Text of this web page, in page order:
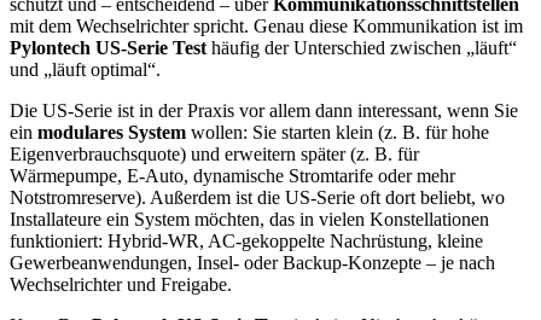
mit dem Wechselrichter spricht. Genau diese Kommunikation ist im
Pylontech US-Serie Test häufig der Unterschied zwischen „läuft“
und „läuft optimal“.
Die US-Serie ist in der Praxis vor allem dann interessant, wenn Sie
ein modulares System wollen: Sie starten klein (z. B. für hohe
Eigenverbrauchsquote) und erweitern später (z. B. für
Wärmepumpe, E-Auto, dynamische Stromtarife oder mehr
Notstromreserve). Außerdem ist die US-Serie oft dort beliebt, wo
Installateure ein System möchten, das in vielen Konstellationen
funktioniert: Hybrid-WR, AC-gekoppelte Nachrüstung, kleine
Gewerbeanwendungen, Insel- oder Backup-Konzepte – je nach
Wechselrichter und Freigabe.